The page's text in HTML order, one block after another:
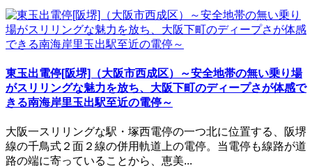
東玉出電停[阪堺]（大阪市西成区）～安全地帯の無い乗り場
がスリリングな魅力を放ち、大阪下町のディープさが体感で
きる南海岸里玉出駅至近の電停～
大阪一スリリングな駅・塚西電停の一つ北に位置する、阪堺
線の千鳥式２面２線の併用軌道上の電停。当電停も線路が道
路の端に寄っていることから、恵美...